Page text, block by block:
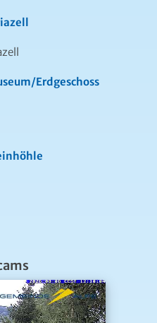
Erdgeschoss